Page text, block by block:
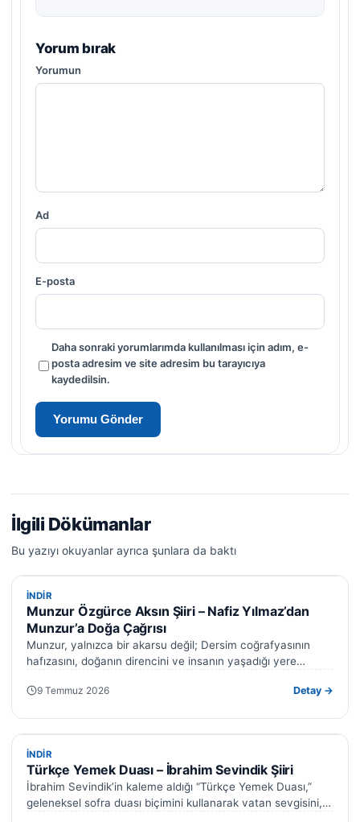
Yorum bırak
Yorumun
Ad
E-posta
Daha sonraki yorumlarımda kullanılması için adım, e-
posta adresim ve site adresim bu tarayıcıya
kaydedilsin.
İlgili Dökümanlar
Bu yazıyı okuyanlar ayrıca şunlara da baktı
İNDIR
İNDIR
Munzur Özgürce Aksın Şiiri – Nafiz Yılmaz’dan
Munzur’a Doğa Çağrısı
Munzur, yalnızca bir akarsu değil; Dersim coğrafyasının
hafızasını, doğanın direncini ve insanın yaşadığı yere
9 Temmuz 2026 Detay →
İNDIR
İNDIR
Türkçe Yemek Duası – İbrahim Sevindik Şiiri
İbrahim Sevindik’in kaleme aldığı “Türkçe Yemek Duası,”
geleneksel sofra duası biçimini kullanarak vatan sevgisini,